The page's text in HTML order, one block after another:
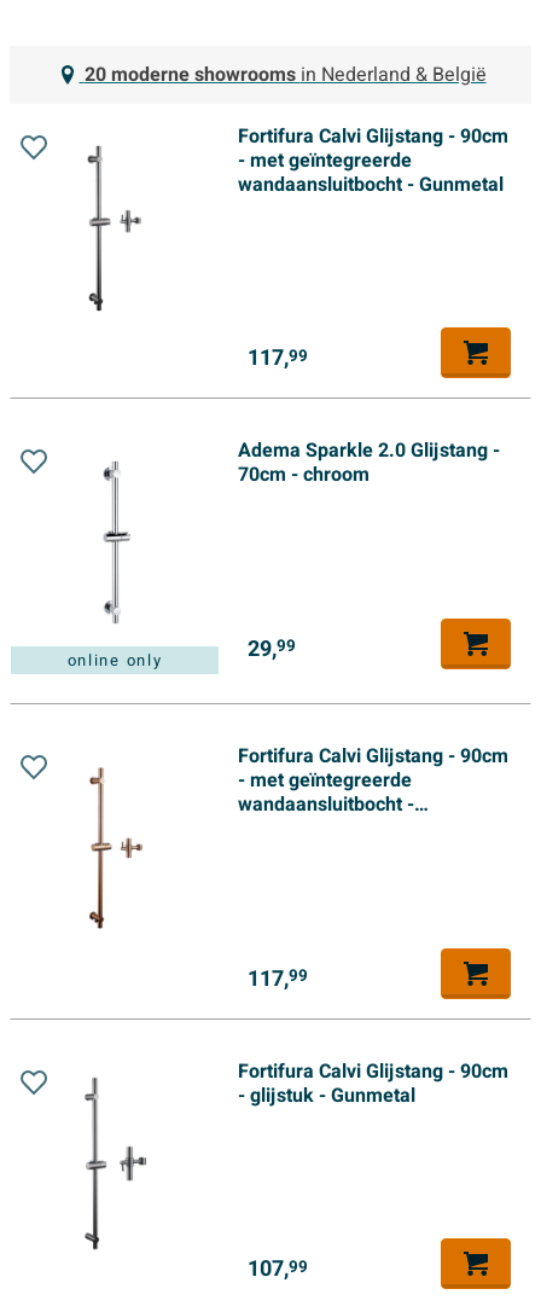
Fortifura Calvi Glijstang - 90cm
- met geïntegreerde
wandaansluitbocht - Gunmetal
117,99
online only
Adema Sparkle 2.0 Glijstang -
70cm - chroom
29,99
Fortifura Calvi Glijstang - 90cm
- met geïntegreerde
wandaansluitbocht -
117,99
Fortifura Calvi Glijstang - 90cm
- glijstuk - Gunmetal
107,99
20 moderne showroomsin Nederland & België